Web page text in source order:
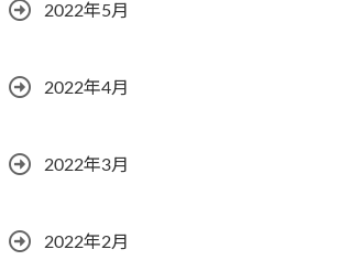
2022年5月
2022年4月
2022年3月
2022年2月